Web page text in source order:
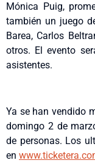
Mónica Puig,
también un juego
Barea, Carlos
otros. El evento
asistentes.
Ya se han vendido
domingo 2 de
de personas. Los
en